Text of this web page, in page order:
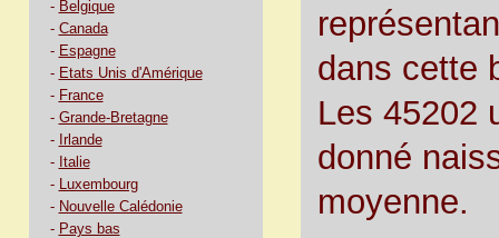
- Belgique
- Canada
- Espagne
- Etats Unis d'Amérique
- France
- Grande-Bretagne
- Irlande
- Italie
- Luxembourg
- Nouvelle Calédonie
- Pays bas
dans cette
Les 45202
donné
moyenne.